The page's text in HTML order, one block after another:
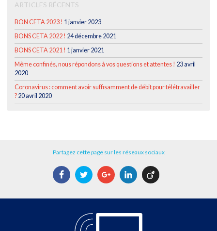
ARTICLES RÉCENTS
BON CETA 2023 ! 1 janvier 2023
BONS CETA 2022 ! 24 décembre 2021
BONS CETA 2021 ! 1 janvier 2021
Même confinés, nous répondons à vos questions et attentes ! 23 avril
2020
Coronavirus : comment avoir suffisamment de débit pour télétravailler
? 20 avril 2020
Partagez cette page sur les réseaux sociaux
FacebookTwitter Google+LinkedIn